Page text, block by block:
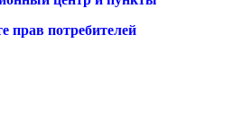
прав потребителей